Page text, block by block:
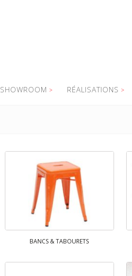
SHOWROOM RÉALISATIONS
BANCS & TABOURETS